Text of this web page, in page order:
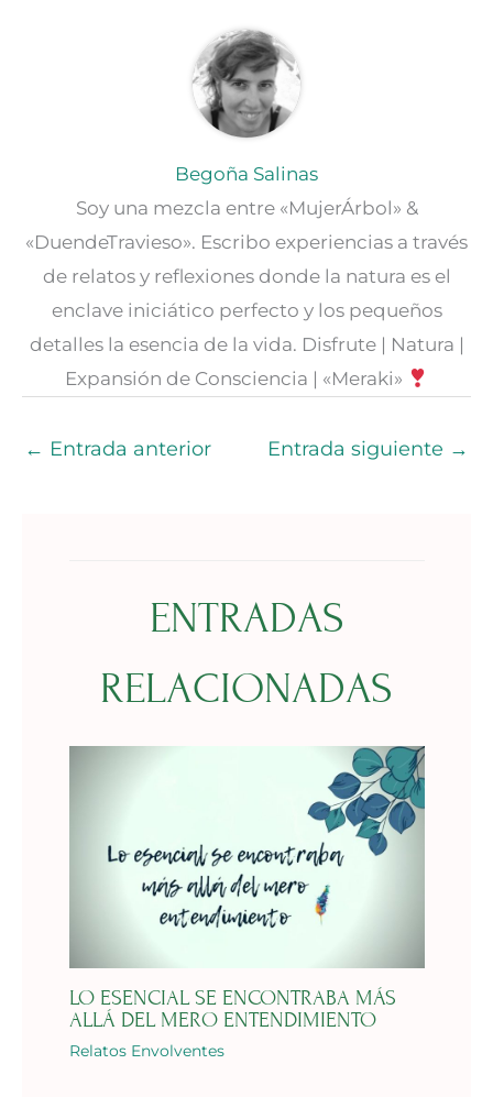
Begoña Salinas
Soy una mezcla entre «MujerÁrbol» &
«DuendeTravieso». Escribo experiencias a través
de relatos y reflexiones donde la natura es el
enclave iniciático perfecto y los pequeños
detalles la esencia de la vida. Disfrute | Natura |
Expansión de Consciencia | «Meraki»
← Entrada anterior Entrada siguiente →
ENTRADAS
RELACIONADAS
LO ESENCIAL SE ENCONTRABA MÁS
ALLÁ DEL MERO ENTENDIMIENTO
Relatos Envolventes